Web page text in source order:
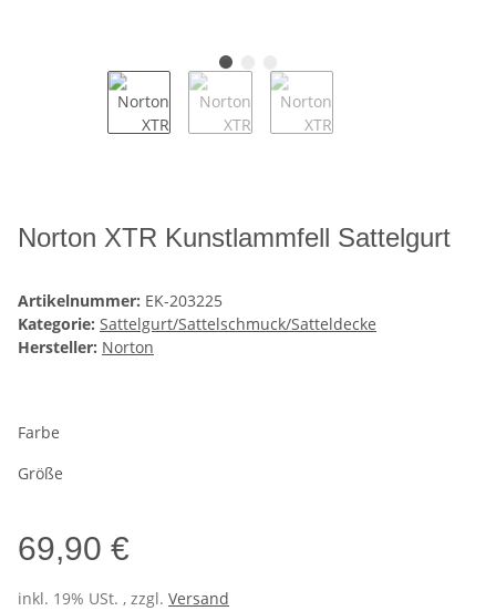
Norton XTR Kunstlammfell Sattelgurt
Artikelnummer: EK-203225
Kategorie: Sattelgurt/Sattelschmuck/Satteldecke
Hersteller: Norton
Farbe
Größe
69,90 €
inkl. 19% USt. , zzgl. Versand